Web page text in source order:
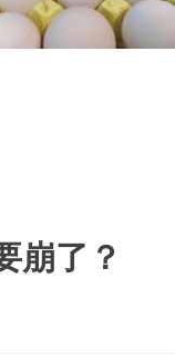
崩了？